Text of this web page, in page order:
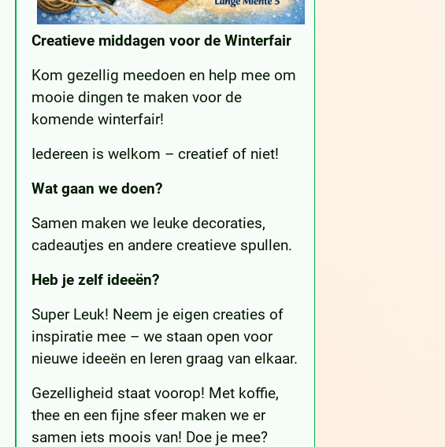
Creatieve middagen voor de Winterfair
Kom gezellig meedoen en help mee om
mooie dingen te maken voor de
komende winterfair!
Iedereen is welkom – creatief of niet!
Wat gaan we doen?
Samen maken we leuke decoraties,
cadeautjes en andere creatieve spullen.
Heb je zelf ideeën?
Super Leuk! Neem je eigen creaties of
inspiratie mee – we staan open voor
nieuwe ideeën en leren graag van elkaar.
Gezelligheid staat voorop! Met koffie,
thee en een fijne sfeer maken we er
samen iets moois van! Doe je mee?